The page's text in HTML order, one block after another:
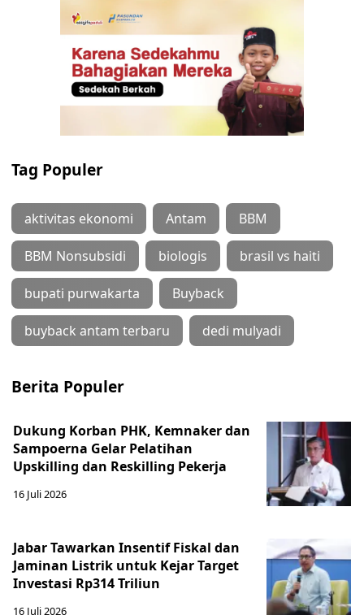
Tag Populer
aktivitas ekonomi Antam BBM
BBM Nonsubsidi biologis brasil vs haiti
bupati purwakarta Buyback
buyback antam terbaru dedi mulyadi
Berita Populer
Dukung Korban PHK, Kemnaker dan
Sampoerna Gelar Pelatihan
Upskilling dan Reskilling Pekerja
16 Juli 2026
Jabar Tawarkan Insentif Fiskal dan
Jaminan Listrik untuk Kejar Target
Investasi Rp314 Triliun
16 Juli 2026